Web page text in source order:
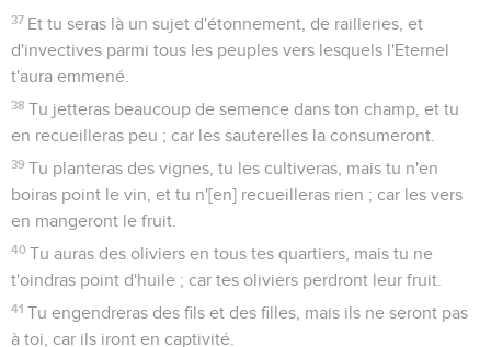
37 Et tu seras là un sujet d'étonnement, de railleries, et
d'invectives parmi tous les peuples vers lesquels l'Eternel
t'aura emmené.
38 Tu jetteras beaucoup de semence dans ton champ, et tu
en recueilleras peu ; car les sauterelles la consumeront.
39 Tu planteras des vignes, tu les cultiveras, mais tu n'en
boiras point le vin, et tu n'[en] recueilleras rien ; car les vers
en mangeront le fruit.
40 Tu auras des oliviers en tous tes quartiers, mais tu ne
t'oindras point d'huile ; car tes oliviers perdront leur fruit.
41 Tu engendreras des fils et des filles, mais ils ne seront pas
à toi, car ils iront en captivité.